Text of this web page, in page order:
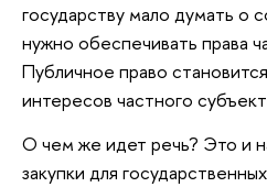
государству мало думать о
нужно обеспечивать права
Публичное право
интересов частного
О чем же идет речь? Это и
закупки для